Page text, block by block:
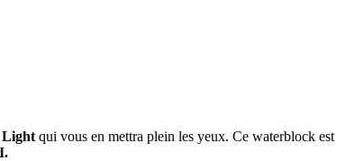
Light qui vous en mettra plein les yeux. Ce waterblock est